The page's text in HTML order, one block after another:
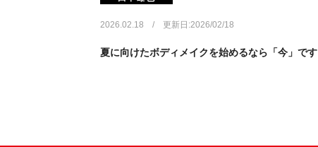
2026.02.18 / 更新日:2026/02/18
夏に向けたボディメイクを始めるなら「今」です